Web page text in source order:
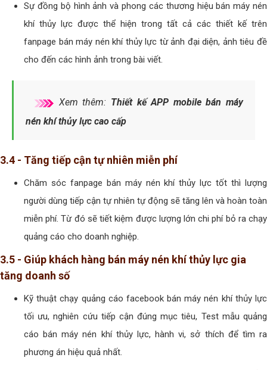
Sự đồng bộ hình ảnh và phong các thương hiệu bán máy nén
khí thủy lực được thể hiện trong tất cả các thiết kế trên
fanpage bán máy nén khí thủy lực từ ảnh đại diện, ảnh tiêu đề
cho đến các hình ảnh trong bài viết.
Xem thêm: Thiết kế APP mobile bán máy
nén khí thủy lực cao cấp
3.4 - Tăng tiếp cận tự nhiên miễn phí
Chăm sóc fanpage bán máy nén khí thủy lực tốt thì lượng
người dùng tiếp cận tự nhiên tự động sẽ tăng lên và hoàn toàn
miễn phí. Từ đó sẽ tiết kiệm được lượng lớn chi phí bỏ ra chạy
quảng cáo cho doanh nghiệp.
3.5 - Giúp khách hàng bán máy nén khí thủy lực gia
tăng doanh số
Kỹ thuật chạy quảng cáo facebook bán máy nén khí thủy lực
tối ưu, nghiên cứu tiếp cận đúng mục tiêu, Test mẫu quảng
cáo bán máy nén khí thủy lực, hành vi, sở thích để tìm ra
phương án hiệu quả nhất.